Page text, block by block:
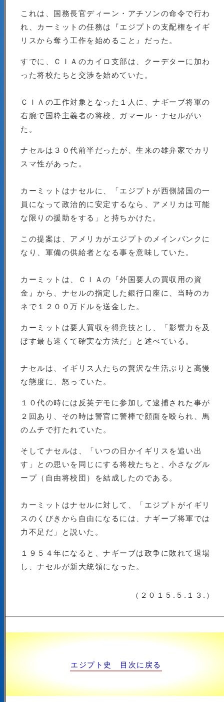
これは、国務長官ディーン・アチソンの命令で行わ
れ、カーミットの任務は『エジプトの支配権をイギ
リスから奪う工作を始めること』だった。
すでに、ＣＩＡのカイロ支部は、クーデターに加わ
った将校たちと交渉を始めていた。
ＣＩＡの工作対象となった１人に、ナギーブ将軍の
右腕で国粋主義者の将校、ガマール・ナセルがい
た。
ナセルは３０代前半だったが、生来の雄弁家でカリ
スマ性があった。
カーミットはナセルに、「エジプトが西側諸国の一
員になって政治的に安定するなら、アメリカは可能
な限りの援助をする」と持ちかけた。
この提案は、アメリカがエジプトのメインバンクに
なり、軍備の供給者となる事を意味していた。
カーミットは、ＣＩＡの『外国要人の買収用の資
金』から、ナセルの指定した銀行口座に、当時のカ
ネで１２００万ドルを送金した。
カーミットは要人買収を得意技とし、「影響力を及
ぼす最も速くて確実な方法だ」と述べている。
ナセルは、イギリス人たちの贅沢な生活ぶりと高慢
な態度に、怒っていた。
１０代の時には反英デモに参加して逮捕された事が
２回あり、その時は警官に警棒で顔面を殴られ、馬
のムチで打たれていた。
そしてナセルは、「いつの日かイギリスを追い出
す」との思いを同じにする将校たちと、小さなグル
ープ（自由将校団）を結成したのである。
カーミットはナセルに対して、「エジプトがイギリ
スのくびきから自由になるには、ナギーブ将軍では
力不足だ」と説いた。
１９５４年になると、ナギーブは政争に敗れて退場
し、ナセルが新大統領になった。
（２０１５.５.１３.）
エジプト史 目次に戻る